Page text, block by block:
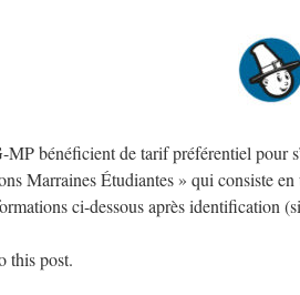
bénéficient de tarif préférentiel pour
Marraines Étudiantes » qui consiste
ci-dessous après identification
this post.